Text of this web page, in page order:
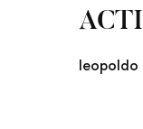
leopoldo